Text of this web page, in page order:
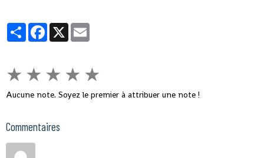
PartagerFacebook
X
★ ★ ★ ★ ★
Aucune note. Soyez le premier à attribuer une note !
Commentaires